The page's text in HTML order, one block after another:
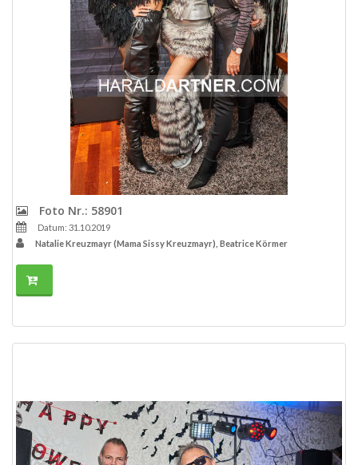
Foto Nr.: 58901
Datum: 31.10.2019
Natalie Kreuzmayr (Mama Sissy Kreuzmayr), Beatrice Körmer